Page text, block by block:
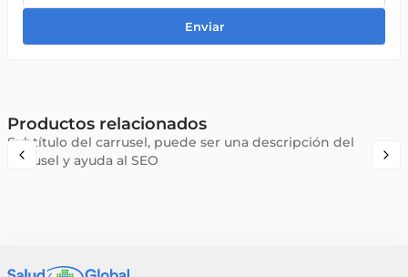
Enviar
Productos relacionados
Subtítulo del carrusel, puede ser una descripción del
carrusel y ayuda al SEO